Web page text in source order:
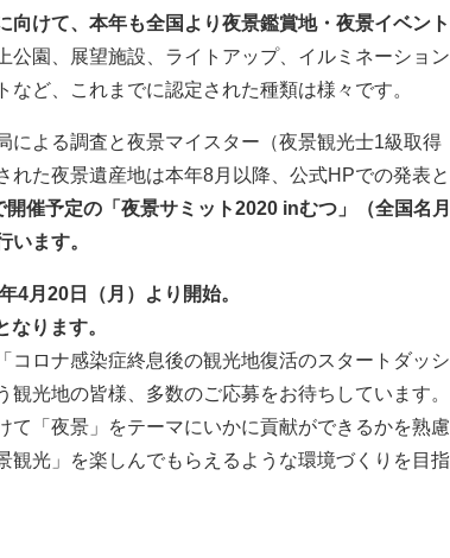
向けて、本年も全国より夜景鑑賞地・夜景イベント
公園、展望施設、ライトアップ、イルミネーション
ど、これまでに認定された種類は様々です。
による調査と夜景マイスター（夜景観光士1級取得
れた夜景遺産地は本年8月以降、公式HPでの発表と
催予定の「夜景サミット2020 inむつ」（全国名月
います。
4月20日（月）より開始。
ります。
コロナ感染症終息後の観光地復活のスタートダッシ
光地の皆様、多数のご応募をお待ちしています。
て「夜景」をテーマにいかに貢献ができるかを熟慮
観光」を楽しんでもらえるような環境づくりを目指